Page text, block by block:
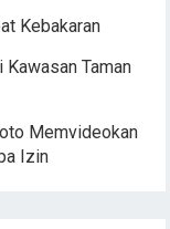
Kebakaran
Taman
Memvideokan
Izin